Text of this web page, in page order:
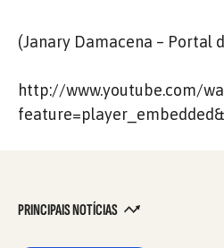
(Janary Damacena – Portal
http://www.youtube.com/
PRINCIPAIS NOTÍCIAS